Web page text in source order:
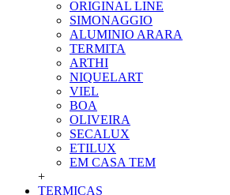
ORIGINAL LINE
SIMONAGGIO
ALUMINIO ARARA
TERMITA
ARTHI
NIQUELART
VIEL
BOA
OLIVEIRA
SECALUX
ETILUX
EM CASA TEM
+
TERMICAS